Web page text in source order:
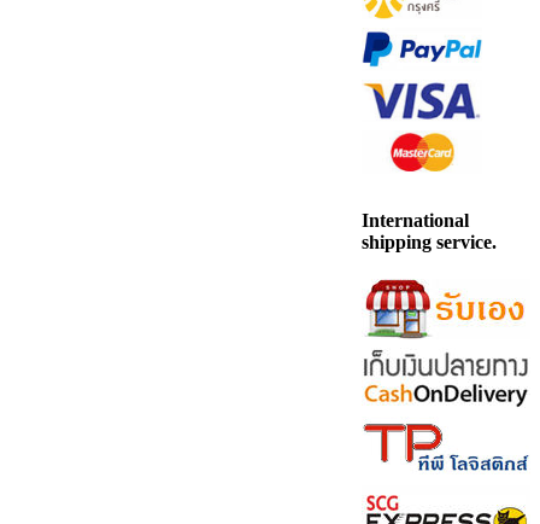
International
shipping service.